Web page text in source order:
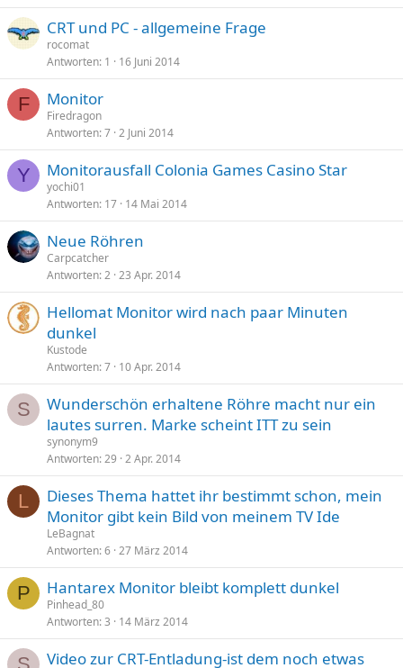
CRT und PC - allgemeine Frage
rocomat
Antworten 1 16 Juni 2014
F Monitor
Firedragon
Antworten 7 2 Juni 2014
Y Monitorausfall Colonia Games Casino Star
yochi01
Antworten 17 14 Mai 2014
Neue Röhren
Carpcatcher
Antworten 2 23 Apr. 2014
Hellomat Monitor wird nach paar Minuten
dunkel
Kustode
Antworten 7 10 Apr. 2014
S
Wunderschön erhaltene Röhre macht nur ein
lautes surren. Marke scheint ITT zu sein
synonym9
Antworten 29 2 Apr. 2014
L
Dieses Thema hattet ihr bestimmt schon, mein
Monitor gibt kein Bild von meinem TV Ide
LeBagnat
Antworten 6 27 März 2014
P Hantarex Monitor bleibt komplett dunkel
Pinhead_80
Antworten 3 14 März 2014
Video zur CRT-Entladung-ist dem noch etwas